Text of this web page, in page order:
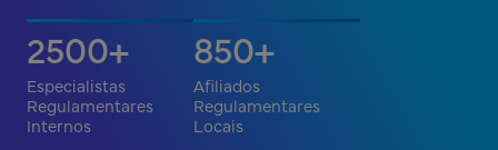
2500+
Especialistas
Regulamentares
Internos
850+
Afiliados
Regulamentares
Locais